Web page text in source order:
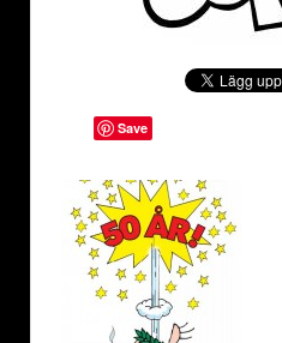
Save